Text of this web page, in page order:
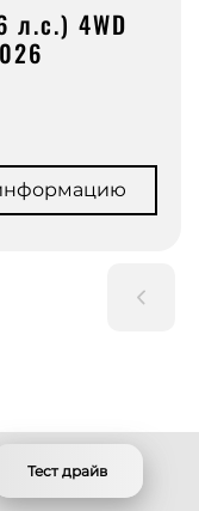
Тест драйв
л.с.) 4WD